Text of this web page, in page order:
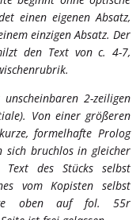
einen eigenen Absatz,
einzigen Absatz. Der
den Text von c. 4-7,
2-zeiligen
Von einer größeren
formelhafte Prolog
sich bruchlos in gleicher
des Stücks selbst
vom Kopisten selbst
oben auf fol. 55r